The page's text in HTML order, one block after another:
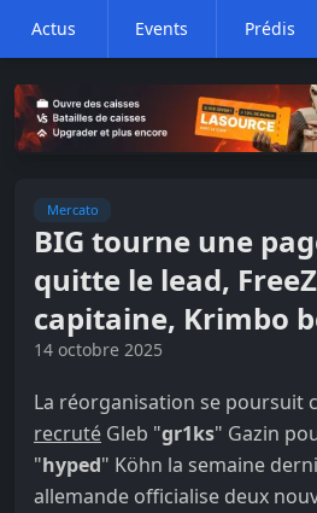
Actus Events Prédis
Mercato
BIG tourne une
quitte le lead,
capitaine, Krimbo
14 octobre 2025
La réorganisation se poursuit
recruté Gleb "gr1ks" Gazin
"hyped" Köhn la semaine
allemande officialise deux